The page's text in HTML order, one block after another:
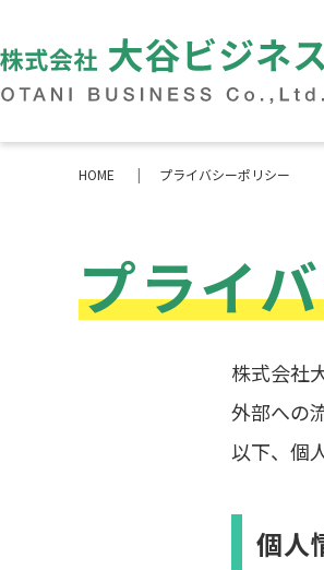
HOME プライバシーポリシー
プライ
株式会社
外部への
以下、個
個人